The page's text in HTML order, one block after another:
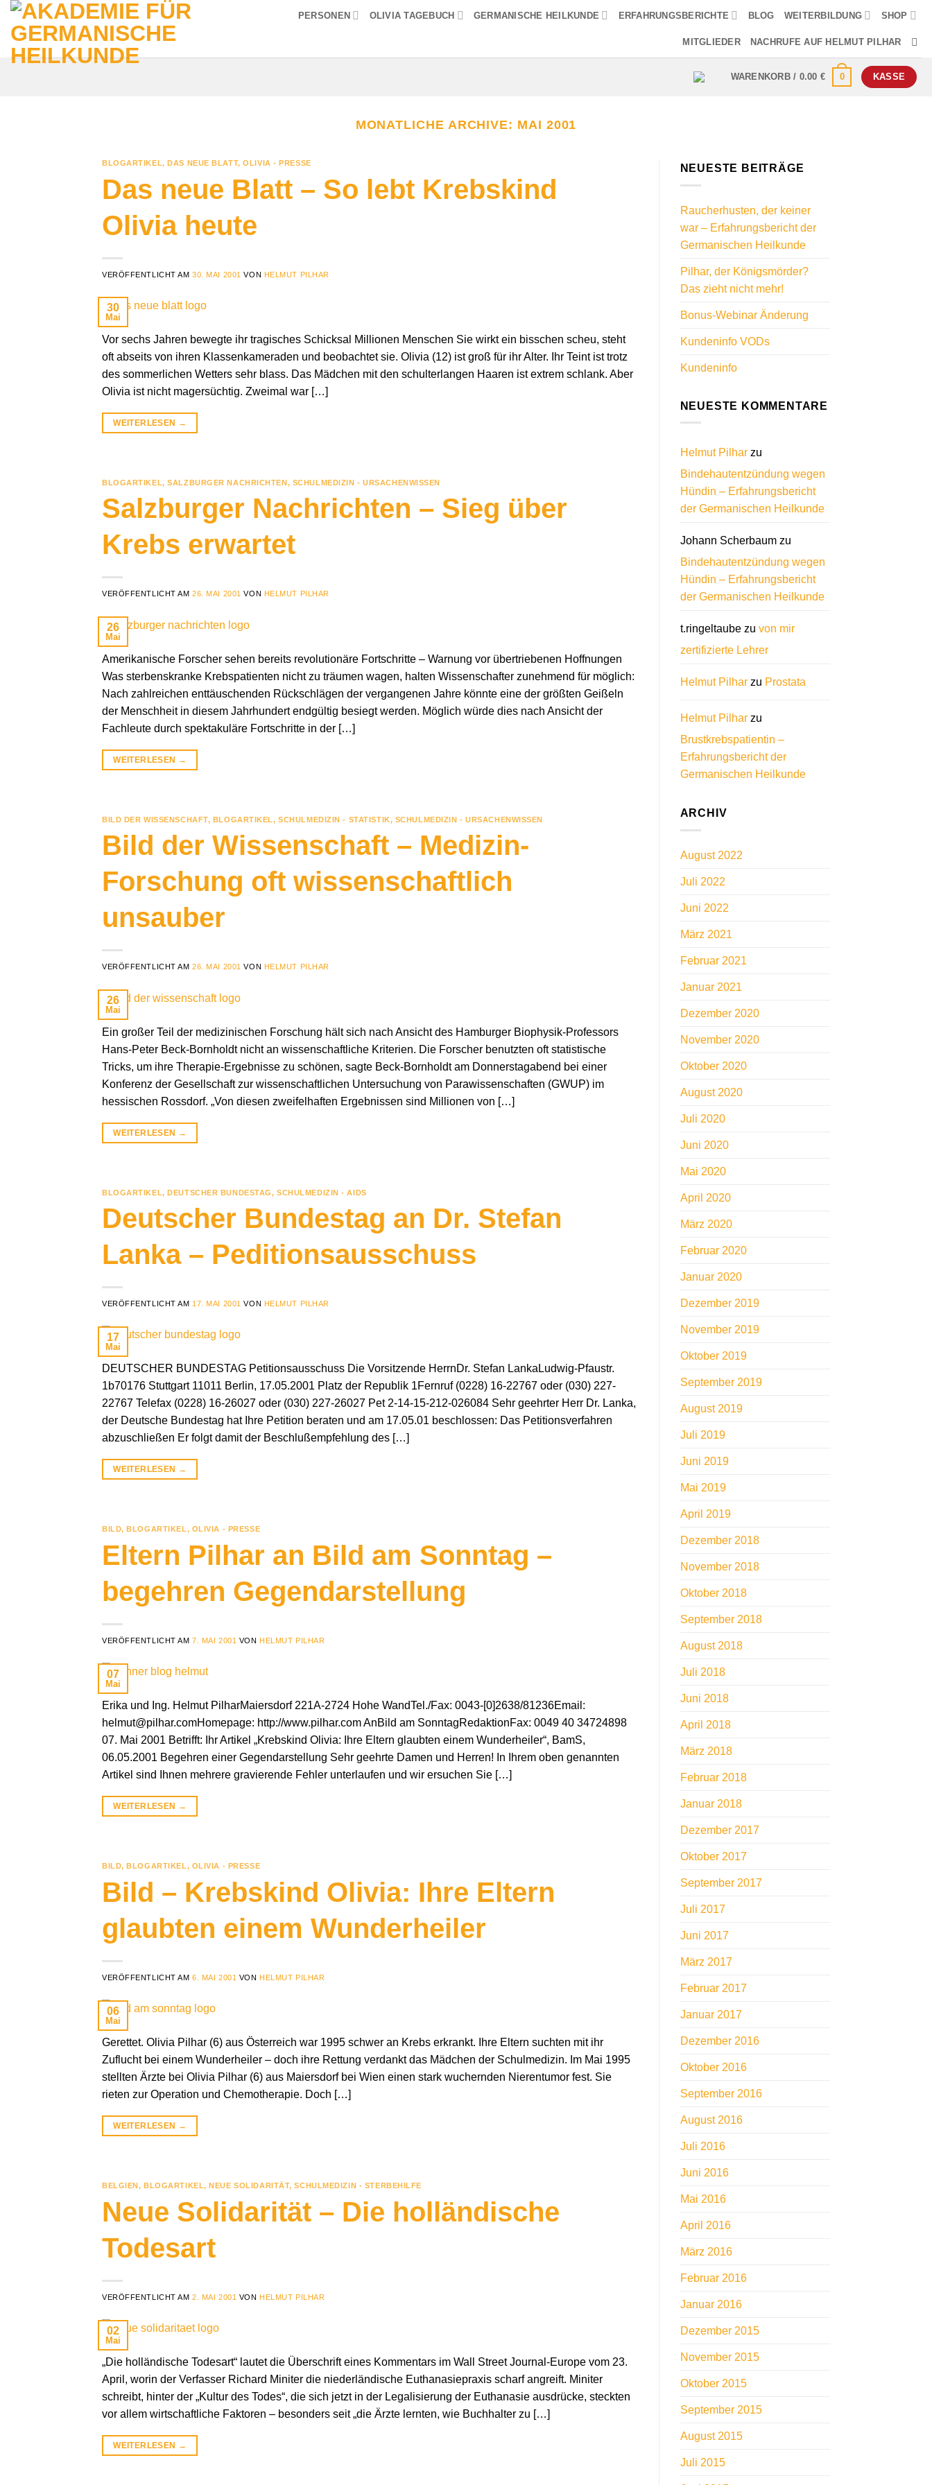
Zum
Inhalt
springen
PERSONEN OLIVIA TAGEBUCH GERMANISCHE HEILKUNDE ERFAHRUNGSBERICHTE BLOG WEITERBILDUNG SHOP
MITGLIEDER NACHRUFE AUF HELMUT PILHAR
WARENKORB / 0.00 € 0 KASSE
MONATLICHE ARCHIVE: MAI 2001
BLOGARTIKEL,DAS NEUE BLATT,OLIVIA - PRESSE
Das neue Blatt – So lebt Krebskind
Olivia heute
VERÖFFENTLICHT AM30. MAI 2001 VON HELMUT PILHAR
30
Mai
Vor sechs Jahren bewegte ihr tragisches Schicksal Millionen Menschen Sie wirkt ein bisschen scheu, steht
oft abseits von ihren Klassenkameraden und beobachtet sie. Olivia (12) ist groß für ihr Alter. Ihr Teint ist trotz
des sommerlichen Wetters sehr blass. Das Mädchen mit den schulterlangen Haaren ist extrem schlank. Aber
Olivia ist nicht magersüchtig. Zweimal war […]
WEITERLESEN →
BLOGARTIKEL,SALZBURGER NACHRICHTEN, SCHULMEDIZIN - URSACHENWISSEN
Salzburger Nachrichten – Sieg über
Krebs erwartet
VERÖFFENTLICHT AM26. MAI 2001 VON HELMUT PILHAR
26
Mai
Amerikanische Forscher sehen bereits revolutionäre Fortschritte – Warnung vor übertriebenen Hoffnungen
Was sterbenskranke Krebspatienten nicht zu träumen wagen, halten Wissenschafter zunehmend für möglich:
Nach zahlreichen enttäuschenden Rückschlägen der vergangenen Jahre könnte eine der größten Geißeln
der Menschheit in diesem Jahrhundert endgültig besiegt werden. Möglich würde dies nach Ansicht der
Fachleute durch spektakuläre Fortschritte in der […]
WEITERLESEN →
BILD DER WISSENSCHAFT, BLOGARTIKEL,SCHULMEDIZIN - STATISTIK, SCHULMEDIZIN - URSACHENWISSEN
Bild der Wissenschaft – Medizin-
Forschung oft wissenschaftlich
unsauber
VERÖFFENTLICHT AM26. MAI 2001 VON HELMUT PILHAR
26
Mai
Ein großer Teil der medizinischen Forschung hält sich nach Ansicht des Hamburger Biophysik-Professors
Hans-Peter Beck-Bornholdt nicht an wissenschaftliche Kriterien. Die Forscher benutzten oft statistische
Tricks, um ihre Therapie-Ergebnisse zu schönen, sagte Beck-Bornholdt am Donnerstagabend bei einer
Konferenz der Gesellschaft zur wissenschaftlichen Untersuchung von Parawissenschaften (GWUP) im
hessischen Rossdorf. „Von diesen zweifelhaften Ergebnissen sind Millionen von […]
WEITERLESEN →
BLOGARTIKEL,DEUTSCHER BUNDESTAG,SCHULMEDIZIN - AIDS
Deutscher Bundestag an Dr. Stefan
Lanka – Peditionsausschuss
VERÖFFENTLICHT AM 17. MAI 2001 VON HELMUT PILHAR
17
Mai
DEUTSCHER BUNDESTAG Petitionsausschuss Die Vorsitzende HerrnDr. Stefan LankaLudwig-Pfaustr.
1b70176 Stuttgart 11011 Berlin, 17.05.2001 Platz der Republik 1Fernruf (0228) 16-22767 oder (030) 227-
22767 Telefax (0228) 16-26027 oder (030) 227-26027 Pet 2-14-15-212-026084 Sehr geehrter Herr Dr. Lanka,
der Deutsche Bundestag hat Ihre Petition beraten und am 17.05.01 beschlossen: Das Petitionsverfahren
abzuschließen Er folgt damit der Beschlußempfehlung des […]
WEITERLESEN →
BILD, BLOGARTIKEL, OLIVIA - PRESSE
Eltern Pilhar an Bild am Sonntag –
begehren Gegendarstellung
VERÖFFENTLICHT AM7. MAI 2001 VON HELMUT PILHAR
07
Mai
Erika und Ing. Helmut PilharMaiersdorf 221A-2724 Hohe WandTel./Fax: 0043-[0]2638/81236Email:
helmut@pilhar.comHomepage: http://www.pilhar.com AnBild am SonntagRedaktionFax: 0049 40 34724898
07. Mai 2001 Betrifft: Ihr Artikel „Krebskind Olivia: Ihre Eltern glaubten einem Wunderheiler“, BamS,
06.05.2001 Begehren einer Gegendarstellung Sehr geehrte Damen und Herren! In Ihrem oben genannten
Artikel sind Ihnen mehrere gravierende Fehler unterlaufen und wir ersuchen Sie […]
WEITERLESEN →
BILD, BLOGARTIKEL, OLIVIA - PRESSE
Bild – Krebskind Olivia: Ihre Eltern
glaubten einem Wunderheiler
VERÖFFENTLICHT AM6. MAI 2001 VON HELMUT PILHAR
06
Mai
Gerettet. Olivia Pilhar (6) aus Österreich war 1995 schwer an Krebs erkrankt. Ihre Eltern suchten mit ihr
Zuflucht bei einem Wunderheiler – doch ihre Rettung verdankt das Mädchen der Schulmedizin. Im Mai 1995
stellten Ärzte bei Olivia Pilhar (6) aus Maiersdorf bei Wien einen stark wuchernden Nierentumor fest. Sie
rieten zur Operation und Chemotherapie. Doch […]
WEITERLESEN →
BELGIEN,BLOGARTIKEL,NEUE SOLIDARITÄT,SCHULMEDIZIN - STERBEHILFE
Neue Solidarität – Die holländische
Todesart
VERÖFFENTLICHT AM2. MAI 2001 VON HELMUT PILHAR
02
Mai
„Die holländische Todesart“ lautet die Überschrift eines Kommentars im Wall Street Journal-Europe vom 23.
April, worin der Verfasser Richard Miniter die niederländische Euthanasiepraxis scharf angreift. Miniter
schreibt, hinter der „Kultur des Todes“, die sich jetzt in der Legalisierung der Euthanasie ausdrücke, steckten
vor allem wirtschaftliche Faktoren – besonders seit „die Ärzte lernten, wie Buchhalter zu […]
WEITERLESEN →
NEUESTE BEITRÄGE
Raucherhusten, der keiner
war – Erfahrungsbericht der
Germanischen Heilkunde
Pilhar, der Königsmörder?
Das zieht nicht mehr!
Bonus-Webinar Änderung
Kundeninfo VODs
Kundeninfo
NEUESTE KOMMENTARE
Helmut Pilharzu
Bindehautentzündung wegen
Hündin – Erfahrungsbericht
der Germanischen Heilkunde
Johann Scherbaumzu
Bindehautentzündung wegen
Hündin – Erfahrungsbericht
der Germanischen Heilkunde
t.ringeltaubezu von mir
zertifizierte Lehrer
Helmut Pilharzu Prostata
Helmut Pilharzu
Brustkrebspatientin –
Erfahrungsbericht der
Germanischen Heilkunde
ARCHIV
August 2022
Juli 2022
Juni 2022
März 2021
Februar 2021
Januar 2021
Dezember 2020
November 2020
Oktober 2020
August 2020
Juli 2020
Juni 2020
Mai 2020
April 2020
März 2020
Februar 2020
Januar 2020
Dezember 2019
November 2019
Oktober 2019
September 2019
August 2019
Juli 2019
Juni 2019
Mai 2019
April 2019
Dezember 2018
November 2018
Oktober 2018
September 2018
August 2018
Juli 2018
Juni 2018
April 2018
März 2018
Februar 2018
Januar 2018
Dezember 2017
Oktober 2017
September 2017
Juli 2017
Juni 2017
März 2017
Februar 2017
Januar 2017
Dezember 2016
Oktober 2016
September 2016
August 2016
Juli 2016
Juni 2016
Mai 2016
April 2016
März 2016
Februar 2016
Januar 2016
Dezember 2015
November 2015
Oktober 2015
September 2015
August 2015
Juli 2015